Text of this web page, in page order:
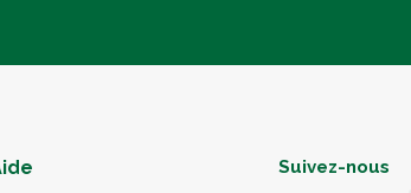
Suivez-nous